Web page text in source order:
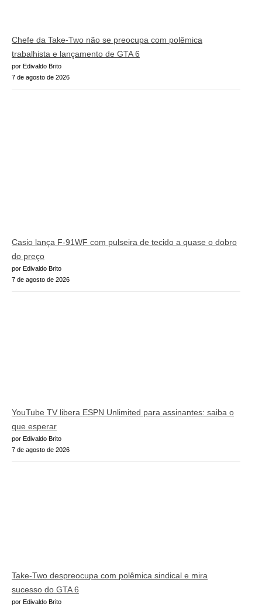
Chefe da Take-Two não se preocupa com polêmica
trabalhista e lançamento de GTA 6
por Edivaldo Brito
7 de agosto de 2026
Casio lança F-91WF com pulseira de tecido a quase o dobro
do preço
por Edivaldo Brito
7 de agosto de 2026
YouTube TV libera ESPN Unlimited para assinantes: saiba o
que esperar
por Edivaldo Brito
7 de agosto de 2026
Take-Two despreocupa com polêmica sindical e mira
sucesso do GTA 6
por Edivaldo Brito